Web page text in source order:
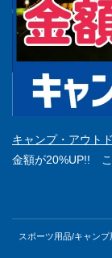
キャンプ・アウト
金額が20%UP!! こ
スポーツ用品/キャン